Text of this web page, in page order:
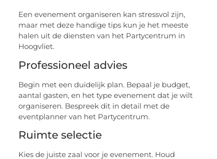
Een evenement organiseren kan stressvol zijn,
maar met deze handige tips kun je het meeste
halen uit de diensten van het Partycentrum in
Hoogvliet.
Professioneel advies
Begin met een duidelijk plan. Bepaal je budget,
aantal gasten, en het type evenement dat je wilt
organiseren. Bespreek dit in detail met de
eventplanner van het Partycentrum.
Ruimte selectie
Kies de juiste zaal voor je evenement. Houd